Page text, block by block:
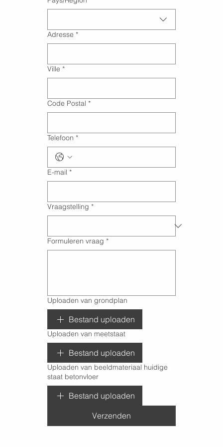
Adresse *
Ville *
Code Postal *
Telefoon *
E-mail *
Vraagstelling *
Formuleren vraag *
Uploaden van grondplan
Bestand uploaden
Uploaden van meetstaat
Bestand uploaden
Uploaden van beeldmateriaal huidige
staat betonvloer
Bestand uploaden
Verzenden